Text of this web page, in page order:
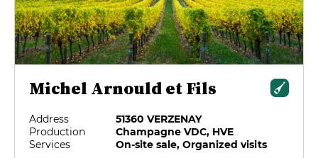
Michel Arnould et Fils
Address
51360 VERZENAY
Production
Champagne VDC, HVE
Services
On-site sale, Organized visits